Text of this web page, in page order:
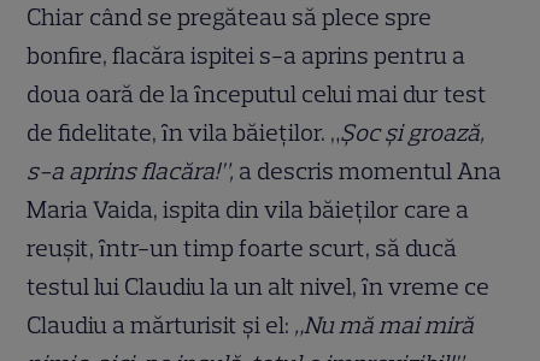
Chiar când se pregăteau să plece spre
bonfire, flacăra ispitei s-a aprins pentru a
doua oară de la ȋnceputul celui mai dur test
de fidelitate, ȋn vila băieţilor. „Şoc și groază,
s-a aprins flacăra!”, a descris momentul Ana
Maria Vaida, ispita din vila băieţilor care a
reușit, ȋntr-un timp foarte scurt, să ducă
testul lui Claudiu la un alt nivel, ȋn vreme ce
Claudiu a mărturisit și el: „Nu mă mai miră